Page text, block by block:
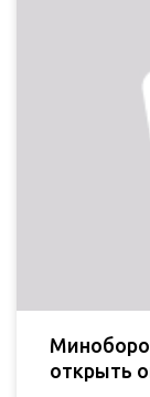
открыть